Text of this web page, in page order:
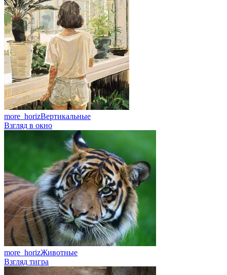
more_horizВертикальные
Взгляд в окно
more_horizЖивотные
Взгляд тигра